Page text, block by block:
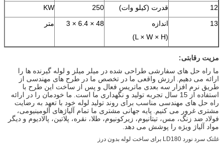
12 قدرت (کیلو وات) 250
KW
13
اندازه
(L × W × H)
48 × 6.4 × 3 متر
مزیت رقابتی:
ما راه حل های سفارشی طراحی شده در میلر میلز و لوله گیرنده ها را
ارائه می دهیم.
ارزش واقعی ما در تخصص ما در طرح های مهندسی از
طریق نرم افزار سه بعدی ماتریس فعال و پس از ساخت این طرح با
استفاده از 15 سال تجربه تولید و نگهداری ما است.
ما خودمان را در ارائه
راه حل های مهندسی مناسب برای روند تولید لوله خود با تعهد به رضایت
مشتری غرور می کنیم.
پایه جهانی مشتری ما تمام آلیاژهای آلومینیومی،
فولاد ضد زنگ، مس، تیتانیوم، زیرکونیوم، طلا، نقره، پلاتین، پالادیوم و دیگر
مواد آلیاژ ویژه را پوشش می دهد.
غلتک سرد نورد LD180 برای ساخت لوله بدون درز